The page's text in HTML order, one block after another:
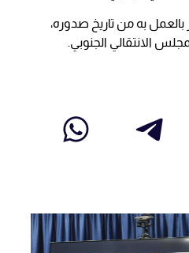
بالعمل به من تاريخ صدوره،
الانتقالي الجنوبي.